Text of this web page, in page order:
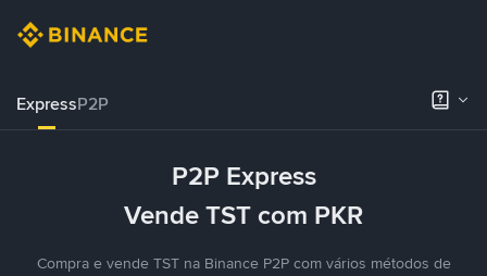
ExpressP2P
P2P Express
Vende TST com PKR
Compra e vende TST na Binance P2P com vários métodos de